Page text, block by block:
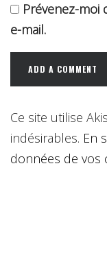
Prévenez-moi
e-mail.
Ce site utilise
indésirables. En
données de vos